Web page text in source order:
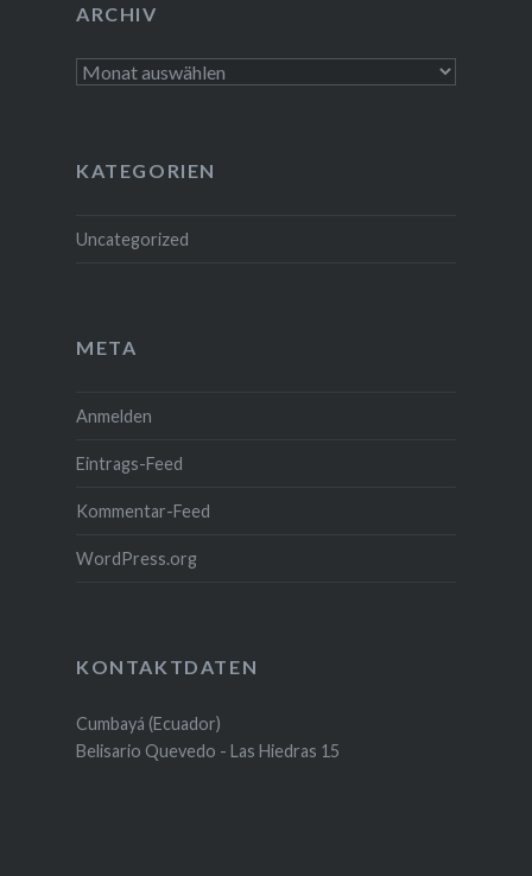
ARCHIV
Archiv
KATEGORIEN
Uncategorized
META
Anmelden
Eintrags-Feed
Kommentar-Feed
WordPress.org
KONTAKTDATEN
Cumbayá (Ecuador)
Belisario Quevedo - Las Hiedras 15